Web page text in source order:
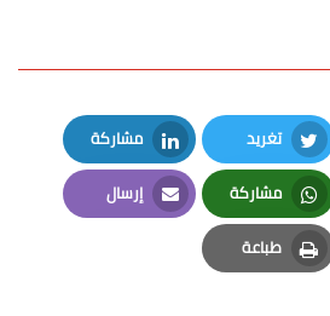
تغريد
Twitter
مشاركة
LinkedIn
مشاركة
Whatsapp
إرسال
Email
طباعة
Print